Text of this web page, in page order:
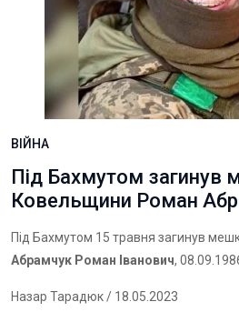
ВІЙНА
Під Бахмутом загинув
Ковельщини Роман
Під Бахмутом 15 травня загинув
Абрамчук Роман Іванович,
Назар Тарадюк/ 18.05.2023